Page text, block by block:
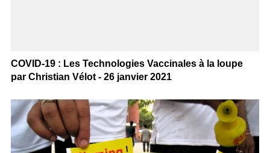
COVID-19 : Les Technologies Vaccinales à la loupe
par Christian Vélot - 26 janvier 2021